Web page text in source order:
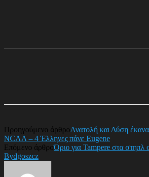
Προηγούμενο άρθροΑνατολή και Δύση
NCAA – 4 Έλληνες πάνε Eugene
Επόμενο άρθροΌριο για Tampere στα στηπλ
Bydgoszcz